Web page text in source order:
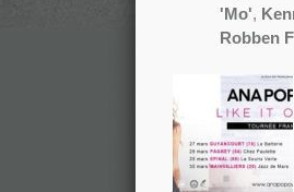
'Mo',
Robben